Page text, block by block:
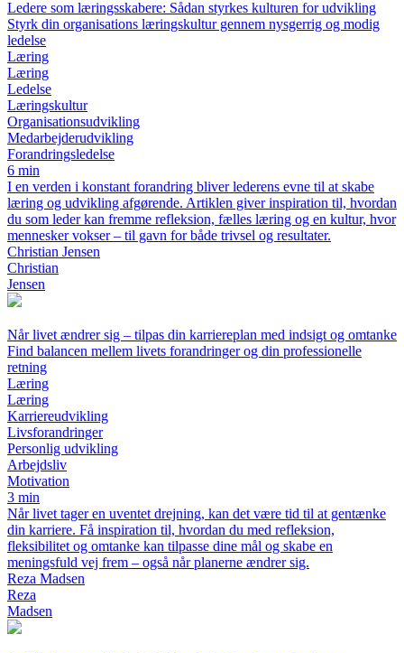
Ledere som læringsskabere: Sådan styrkes kulturen for udvikling
Styrk din organisations læringskultur gennem nysgerrig og modig
ledelse
Læring
Læring
Ledelse
Læringskultur
Organisationsudvikling
Medarbejderudvikling
Forandringsledelse
6 min
I en verden i konstant forandring bliver lederens evne til at skabe
læring og udvikling afgørende. Artiklen giver inspiration til, hvordan
du som leder kan fremme refleksion, fælles læring og en kultur, hvor
mennesker vokser – til gavn for både trivsel og resultater.
Christian Jensen
Christian
Jensen
Når livet ændrer sig – tilpas din karriereplan med indsigt og omtanke
Find balancen mellem livets forandringer og din professionelle
retning
Læring
Læring
Karriereudvikling
Livsforandringer
Personlig udvikling
Arbejdsliv
Motivation
3 min
Når livet tager en uventet drejning, kan det være tid til at gentænke
din karriere. Få inspiration til, hvordan du med refleksion,
fleksibilitet og omtanke kan tilpasse dine mål og skabe en
meningsfuld vej frem – også når planerne ændrer sig.
Reza Madsen
Reza
Madsen